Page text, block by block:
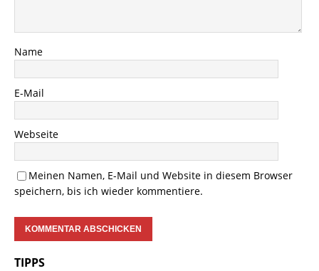
Name
E-Mail
Webseite
Meinen Namen, E-Mail und Website in diesem Browser
speichern, bis ich wieder kommentiere.
TIPPS